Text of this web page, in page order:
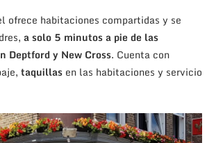
ofrece habitaciones compartidas y se
a solo 5 minutos a pie de las
Deptford y New Cross. Cuenta con
taquillas en las habitaciones y servicio